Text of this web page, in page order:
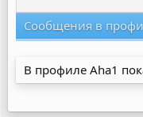
Сообщения в
В профиле Aha1